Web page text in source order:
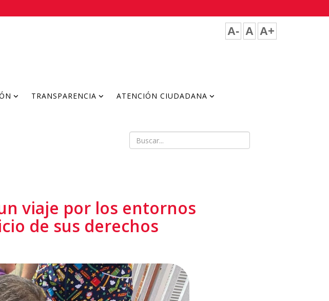
A- A A+
TRANSPARENCIA ATENCIÓN CIUDADANA
viaje por los entornos
de sus derechos